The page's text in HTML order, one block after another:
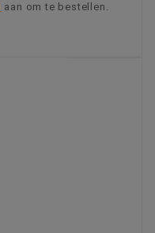
aan om te bestellen.